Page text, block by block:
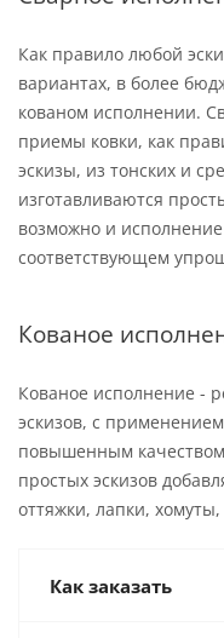
Как правило любой
вариантах, в более
кованом исполнении.
приемы ковки, как
эскизы, из тонских и
изготавливаются
возможно и
соответствующем
Кованое
Кованое исполнение -
эскизов, с
повышенным
простых эскизов
оттяжки, лапки,
Как заказать